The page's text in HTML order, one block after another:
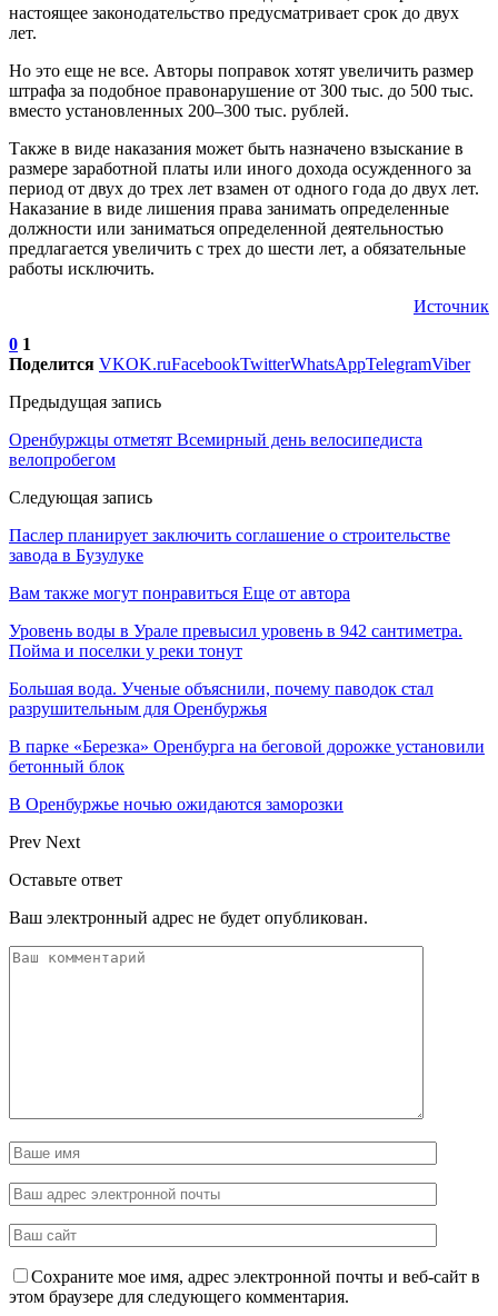
настоящее законодательство предусматривает срок до двух
лет.
Но это еще не все. Авторы поправок хотят увеличить размер
штрафа за подобное правонарушение от 300 тыс. до 500 тыс.
вместо установленных 200–300 тыс. рублей.
Также в виде наказания может быть назначено взыскание в
размере заработной платы или иного дохода осужденного за
период от двух до трех лет взамен от одного года до двух лет.
Наказание в виде лишения права занимать определенные
должности или заниматься определенной деятельностью
предлагается увеличить с трех до шести лет, а обязательные
работы исключить.
Источник
0 1
Поделится VKOK.ruFacebookTwitterWhatsAppTelegramViber
Предыдущая запись
Оренбуржцы отметят Всемирный день велосипедиста
велопробегом
Следующая запись
Паслер планирует заключить соглашение о строительстве
завода в Бузулуке
Вам также могут понравиться Еще от автора
Уровень воды в Урале превысил уровень в 942 сантиметра.
Пойма и поселки у реки тонут
Большая вода. Ученые объяснили, почему паводок стал
разрушительным для Оренбуржья
В парке «Березка» Оренбурга на беговой дорожке установили
бетонный блок
В Оренбуржье ночью ожидаются заморозки
Prev Next
Оставьте ответ
Ваш электронный адрес не будет опубликован.
Сохраните мое имя, адрес электронной почты и веб-сайт в
этом браузере для следующего комментария.